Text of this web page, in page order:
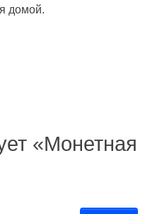
домой.
«Монетная